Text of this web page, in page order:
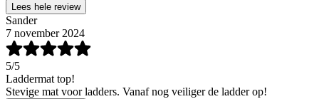
Lees hele review
Sander
7 november 2024
5/5
Laddermat top!
Stevige mat voor ladders. Vanaf nog veiliger de ladder op!